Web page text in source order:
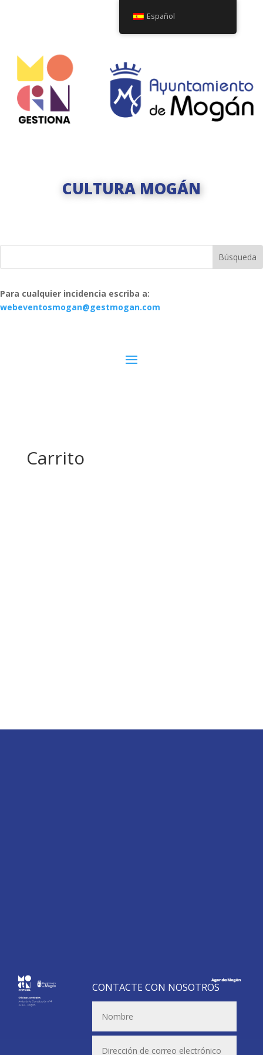
CULTURA MOGÁN
Para cualquier incidencia escriba a:
webeventosmogan@gestmogan.com
Carrito
CONTACTE CON NOSOTROS
Español